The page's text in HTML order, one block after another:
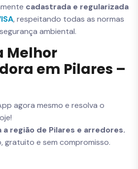
cadastrada e regularizada
, respeitando todas as normas
ambiental.
Melhor
em Pilares –
agora mesmo e resolva o
região de Pilares e arredores.
gratuito e sem compromisso.